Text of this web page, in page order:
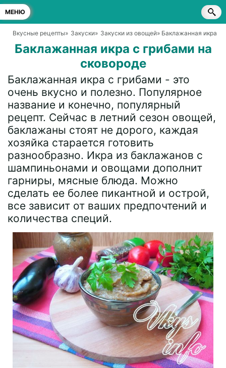
МЕНЮ
Вкусные рецепты» Закуски» Закуски из овощей» Баклажанная икра с
Баклажанная икра с грибами на
сковороде
Баклажанная икра с грибами - это
очень вкусно и полезно. Популярное
название и конечно, популярный
рецепт. Сейчас в летний сезон овощей,
баклажаны стоят не дорого, каждая
хозяйка старается готовить
разнообразно. Икра из баклажанов с
шампиньонами и овощами дополнит
гарниры, мясные блюда. Можно
сделать ее более пикантной и острой,
все зависит от ваших предпочтений и
количества специй.